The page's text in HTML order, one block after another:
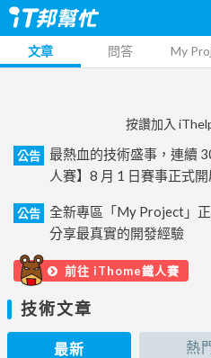
文章 問答 My
按讚加入
公告
最熱血的技術盛事，連續
人賽】8 月 1 日賽事正式開
公告
全新專區「My Project」
分享最真實的開發經驗
前往 iThome鐵人賽
技術文章
最新 熱